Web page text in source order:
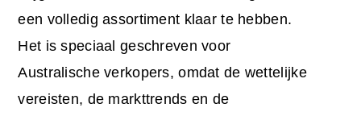
een volledig assortiment klaar te hebben.
Het is speciaal geschreven voor
Australische verkopers, omdat de wettelijke
vereisten, de markttrends en de